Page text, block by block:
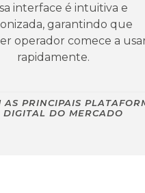
interface é intuitiva e
garantindo que
operador comece a
rapidamente.
AS PRINCIPAIS
DIGITAL DO MERCADO